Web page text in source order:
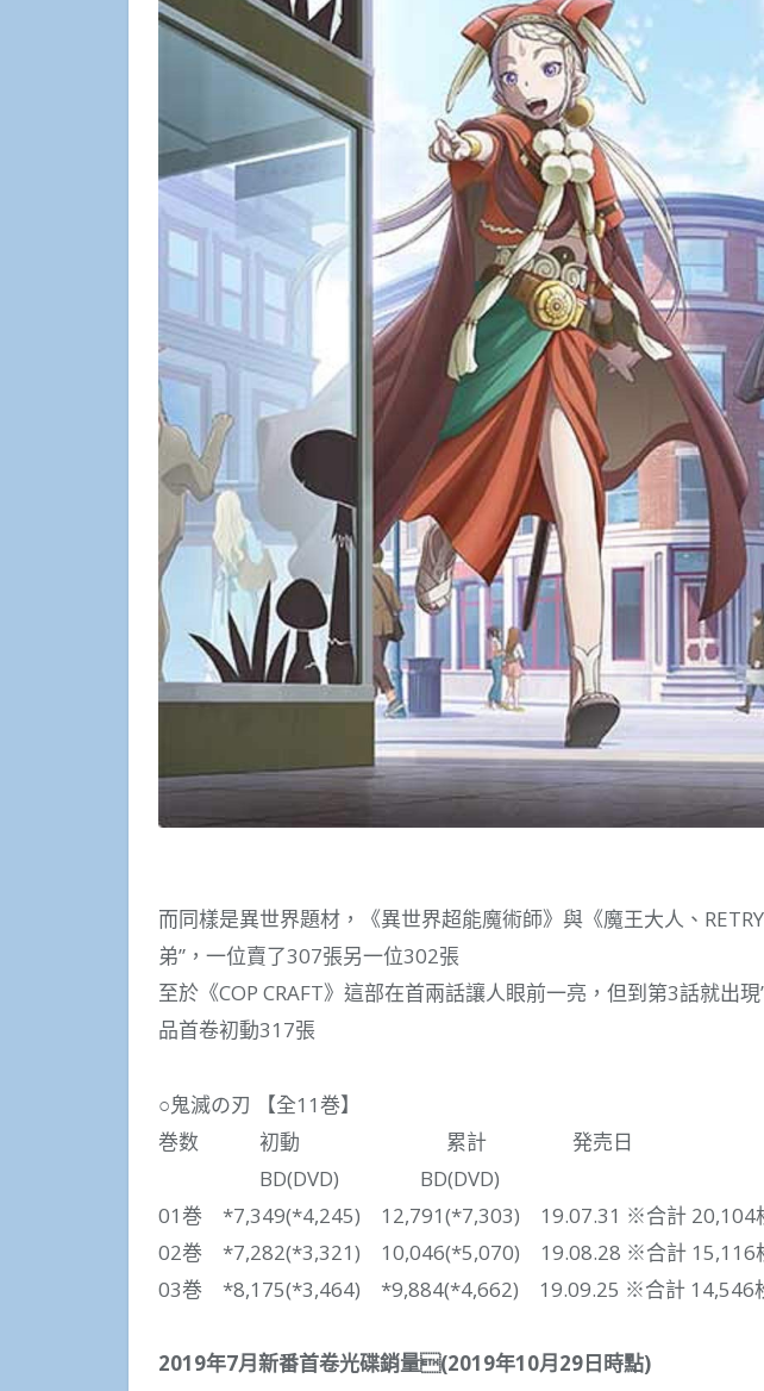
而同樣是異世界題材，《異世界超能魔術師》與《魔王大人、
弟”，一位賣了307張另一位302張
至於《COP CRAFT》這部在首兩話讓人眼前一亮，但到第3話就出
品首卷初動317張
○鬼滅の刃 【全11巻】
巻数 初動 累計 発売日
BD(DVD) BD(DVD)
01巻 *7,349(*4,245) 12,791(*7,303) 19.07.31 ※合計 20,104
02巻 *7,282(*3,321) 10,046(*5,070) 19.08.28 ※合計 15,116
03巻 *8,175(*3,464) *9,884(*4,662) 19.09.25 ※合計 14,546
2019年7月新番首卷光碟銷量(2019年10月29日時點)